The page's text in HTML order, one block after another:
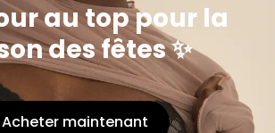
au top pour la
des fêtes ✨
Acheter maintenant